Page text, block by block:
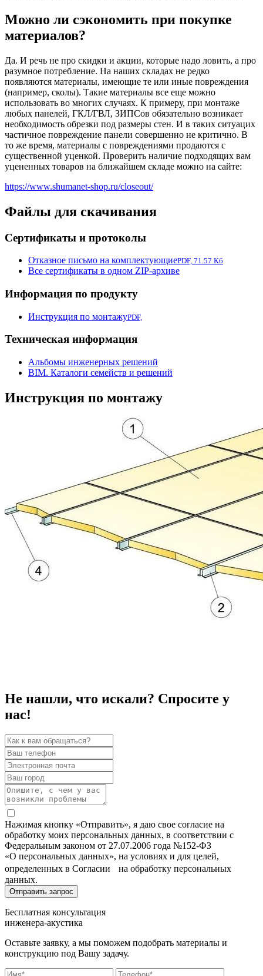
Можно ли сэкономить при покупке
материалов?
Да. И речь не про скидки и акции, которые надо ловить, а про
разумное потребление. На наших складах не редко
появляются материалы, имеющие те или иные повреждения
(например, сколы). Такие материалы все еще можно
использовать во многих случаях. К примеру, при монтаже
любых панелей, ГКЛ/ГВЛ, ЗИПСов обязательно возникает
необходимость обрезки под размеры стен. И в таких ситуацих
частичное повреждение панели совершенно не критично. В
то же время, материалы с повреждениями продаются с
существенной уценкой. Проверить наличие подходящих вам
уцененных товаров на ближайшем складе можно на сайте:
https://www.shumanet-shop.ru/closeout/
Файлы для скачивания
Сертификаты и протоколы
Отказное письмо на комплектующиеPDF, 71.57 Кб
Все сертификаты в одном ZIP-архиве
Информация по продукту
Инструкция по монтажуPDF,
Техническая информация
Альбомы инженерных решений
BIM. Каталоги семейств и решений
Инструкция по монтажу
Не нашли, что искали? Спросите у
нас!
Нажимая кнопку «Отправить», я даю свое согласие на
обработку моих персональных данных, в соответствии с
Федеральным законом от 27.07.2006 года №152-ФЗ
«О персональных данных», на условиях и для целей,
определенных в Согласии на обработку персональных
данных.
Бесплатная консультация
инженера-акустика
Оставьте заявку, а мы поможем подобрать материалы и
конструкцию под Вашу задачу.